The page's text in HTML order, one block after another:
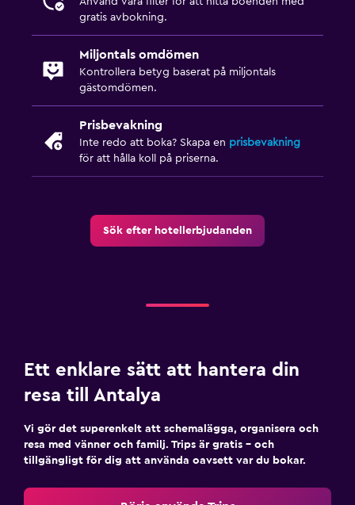
Restauranger
Restaurang
Mat kan levereras till gästboendet
Flygbuss (tilläggsavgift)
Gratis parkering
Barnsäkra uttag
Utomhuspool
Poolhanddukar
Pool med utsikt
gratis avbokning.
Miljontals omdömen
Kontrollera betyg baserat på miljontals
gästomdömen.
Prisbevakning
Inte redo att boka? Skapa en prisbevakning
för att hålla koll på priserna.
Sök efter hotellerbjudanden
Ett enklare sätt att hantera din
resa till Antalya
Vi gör det superenkelt att schemalägga, organisera och
resa med vänner och familj. Trips är gratis – och
tillgängligt för dig att använda oavsett var du bokar.